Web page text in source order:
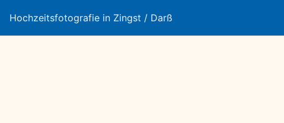
Hochzeitsfotografie in Zingst / Darß